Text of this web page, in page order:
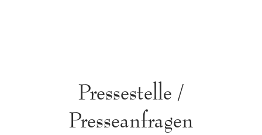
Pressestelle /
Presseanfragen